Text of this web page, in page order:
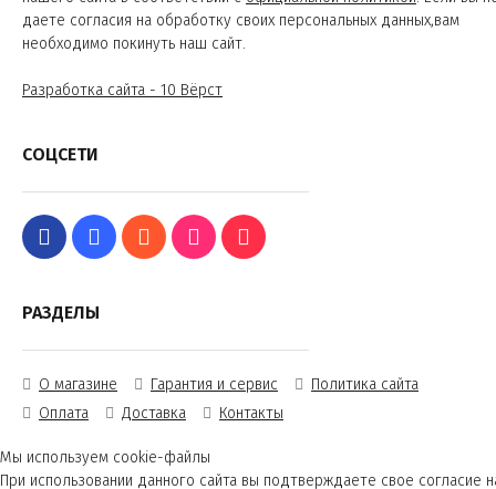
даете согласия на обработку своих персональных данных,вам
необходимо покинуть наш сайт.
Разработка сайта - 10 Вёрст
СОЦСЕТИ
РАЗДЕЛЫ
О магазине Гарантия и сервис
Политика сайта
Оплата
Доставка Контакты
Мы используем cookie-файлы
При использовании данного сайта вы подтверждаете свое согласие